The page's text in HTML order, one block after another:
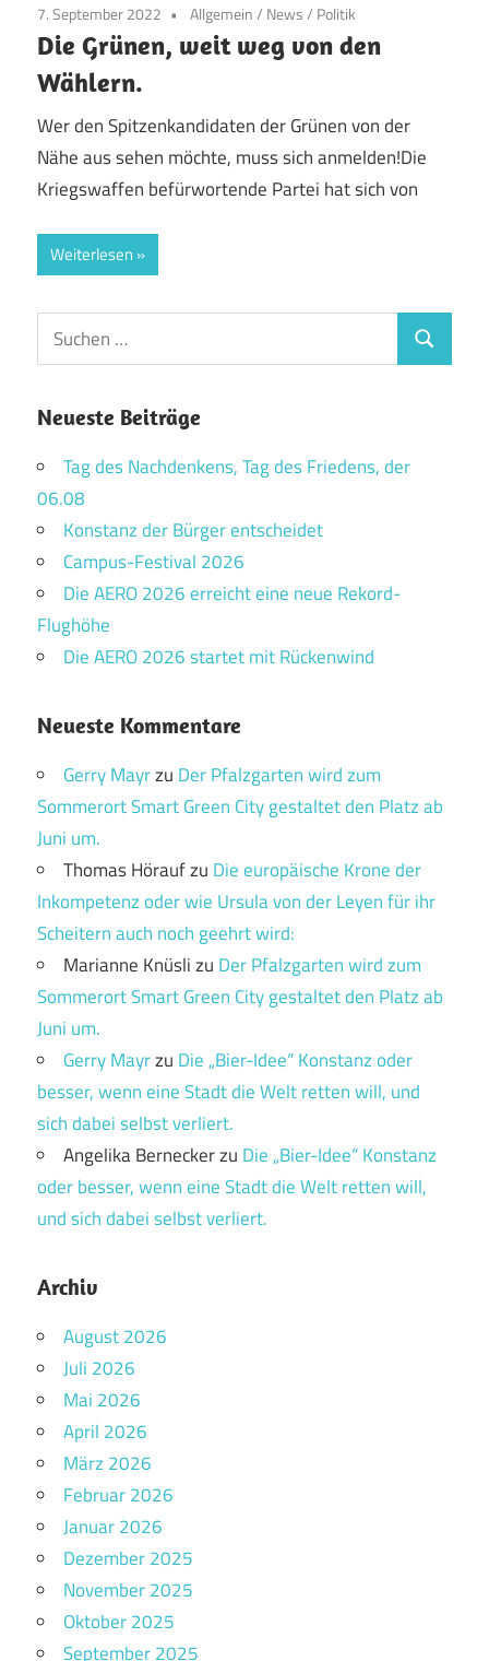
7. September 2022 Allgemein/ News/ Politik
Die Grünen, weit weg von den
Wählern.
Wer den Spitzenkandidaten der Grünen von der
Nähe aus sehen möchte, muss sich anmelden!Die
Kriegswaffen befürwortende Partei hat sich von
Weiterlesen
Suchen
nach:
Suchen
Neueste Beiträge
Tag des Nachdenkens, Tag des Friedens, der
06.08
Konstanz der Bürger entscheidet
Campus-Festival 2026
Die AERO 2026 erreicht eine neue Rekord-
Flughöhe
Die AERO 2026 startet mit Rückenwind
Neueste Kommentare
Gerry Mayrzu Der Pfalzgarten wird zum
Sommerort Smart Green City gestaltet den Platz ab
Juni um.
Thomas Höraufzu Die europäische Krone der
Inkompetenz oder wie Ursula von der Leyen für ihr
Scheitern auch noch geehrt wird:
Marianne Knüslizu Der Pfalzgarten wird zum
Sommerort Smart Green City gestaltet den Platz ab
Juni um.
Gerry Mayrzu Die „Bier-Idee“ Konstanz oder
besser, wenn eine Stadt die Welt retten will, und
sich dabei selbst verliert.
Angelika Berneckerzu Die „Bier-Idee“ Konstanz
oder besser, wenn eine Stadt die Welt retten will,
und sich dabei selbst verliert.
Archiv
August 2026
Juli 2026
Mai 2026
April 2026
März 2026
Februar 2026
Januar 2026
Dezember 2025
November 2025
Oktober 2025
September 2025